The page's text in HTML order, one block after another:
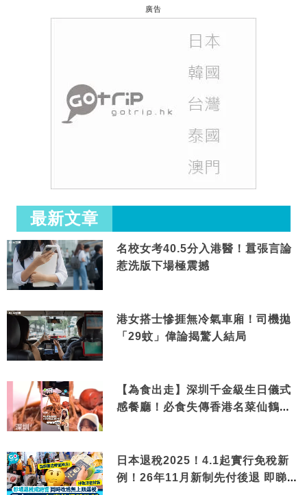
廣告
最新文章
名校女考40.5分入港醫！囂張言論
惹洗版下場極震撼
港女搭士慘捱無冷氣車廂！司機拋
「29蚊」偉論揭驚人結局
【為食出走】深圳千金級生日儀式
感餐廳！必食失傳香港名菜仙鶴神
日本退稅2025！4.1起實行免稅新
例！26年11月新制先付後退 即睇步